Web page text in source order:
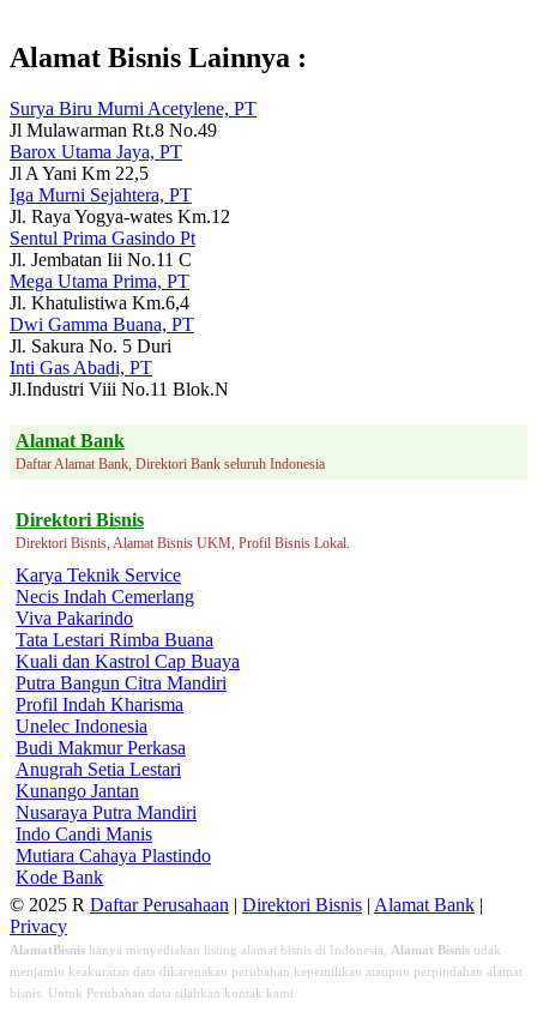
Alamat Bisnis Lainnya :
Surya Biru Murni Acetylene, PT
Jl Mulawarman Rt.8 No.49
Barox Utama Jaya, PT
Jl A Yani Km 22,5
Iga Murni Sejahtera, PT
Jl. Raya Yogya-wates Km.12
Sentul Prima Gasindo Pt
Jl. Jembatan Iii No.11 C
Mega Utama Prima, PT
Jl. Khatulistiwa Km.6,4
Dwi Gamma Buana, PT
Jl. Sakura No. 5 Duri
Inti Gas Abadi, PT
Jl.Industri Viii No.11 Blok.N
Alamat Bank
Daftar Alamat Bank, Direktori Bank seluruh Indonesia
Direktori Bisnis
Direktori Bisnis, Alamat Bisnis UKM, Profil Bisnis Lokal.
Karya Teknik Service
Necis Indah Cemerlang
Viva Pakarindo
Tata Lestari Rimba Buana
Kuali dan Kastrol Cap Buaya
Putra Bangun Citra Mandiri
Profil Indah Kharisma
Unelec Indonesia
Budi Makmur Perkasa
Anugrah Setia Lestari
Kunango Jantan
Nusaraya Putra Mandiri
Indo Candi Manis
Mutiara Cahaya Plastindo
Kode Bank
© 2025 R Daftar Perusahaan | Direktori Bisnis | Alamat Bank |
Privacy
AlamatBisnis hanya menyediakan listing alamat bisnis di Indonesia, Alamat Bisnis tidak
menjamin keakuratan data dikarenakan perubahan kepemilikan ataupun perpindahan alamat
bisnis. Untuk Perubahan data silahkan kontak kami.